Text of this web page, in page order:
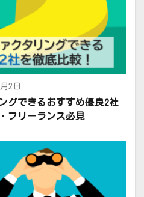
2日
グできるおすすめ優良2社
フリーランス必見